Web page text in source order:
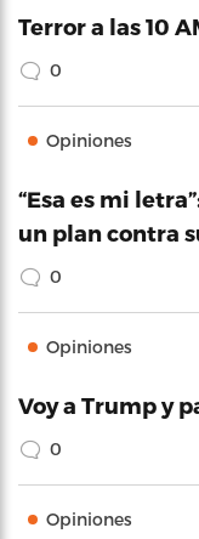
Terror a las 10
0
Opiniones
“Esa es mi
un plan contra
0
Opiniones
Voy a Trump y
0
Opiniones